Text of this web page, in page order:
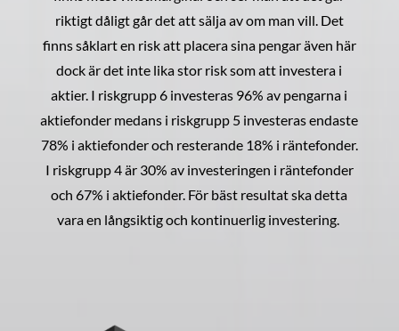
riktigt dåligt går det att sälja av om man vill. Det
finns såklart en risk att placera sina pengar även här
dock är det inte lika stor risk som att investera i
aktier. I riskgrupp 6 investeras 96% av pengarna i
aktiefonder medans i riskgrupp 5 investeras endaste
78% i aktiefonder och resterande 18% i räntefonder.
I riskgrupp 4 är 30% av investeringen i räntefonder
och 67% i aktiefonder. För bäst resultat ska detta
vara en långsiktig och kontinuerlig investering.